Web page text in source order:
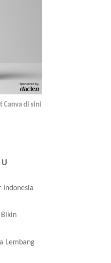
Canva di sini
Indonesia
Bikin
Lembang